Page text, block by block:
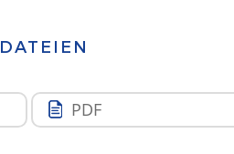
DATEIEN
PDF